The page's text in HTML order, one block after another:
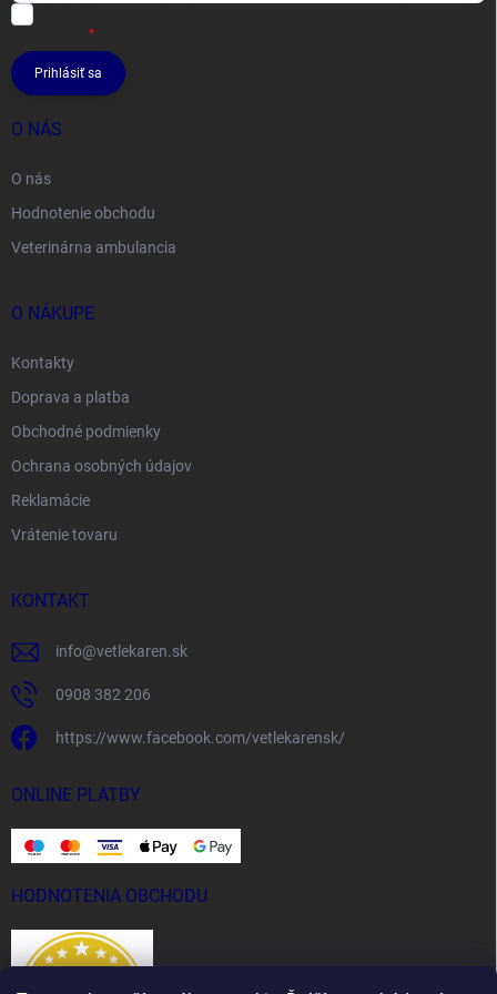
Prihlásiť sa
O NÁS
O nás
Hodnotenie obchodu
Veterinárna ambulancia
O NÁKUPE
Kontakty
Doprava a platba
Obchodné podmienky
Ochrana osobných údajov
Reklamácie
Vrátenie tovaru
KONTAKT
info@vetlekaren.sk
0908 382 206
https://www.facebook.com/vetlekarensk/
ONLINE PLATBY
HODNOTENIA OBCHODU